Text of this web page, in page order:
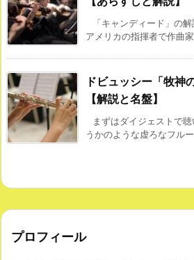
「キャンディード」の
アメリカの指揮者で作曲
ドビュッシー「牧神
【解説と名盤】
まずはダイジェストで
うかのような虚ろなフル
プロフィール